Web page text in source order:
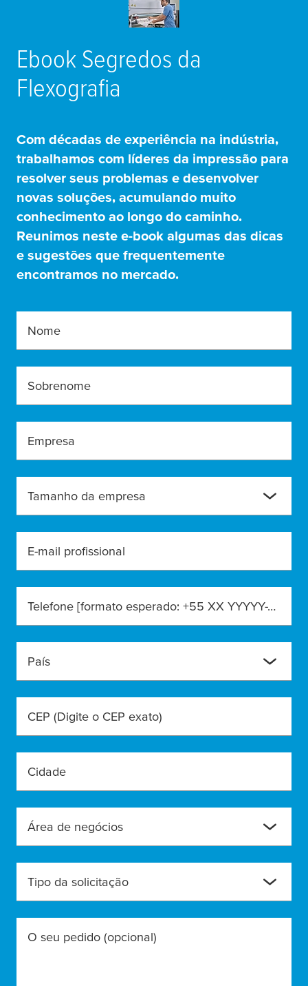
Ebook Segredos da
Flexografia
Com décadas de experiência na indústria,
trabalhamos com líderes da impressão para
resolver seus problemas e desenvolver
novas soluções, acumulando muito
conhecimento ao longo do caminho.
Reunimos neste e-book algumas das dicas
e sugestões que frequentemente
encontramos no mercado.
Nome
Sobrenome
Empresa
Tamanho da empresa
E-mail profissional
Telefone [formato esperado: +55 XX YYYYY-YYYY]
País
CEP (Digite o CEP exato)
Cidade
Área de negócios
Tipo da solicitação
O seu pedido (opcional)